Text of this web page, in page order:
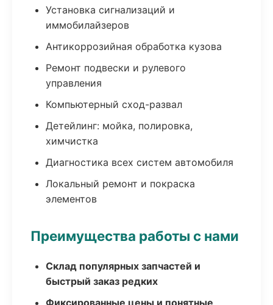
Установка сигнализаций и
иммобилайзеров
Антикоррозийная обработка кузова
Ремонт подвески и рулевого
управления
Компьютерный сход-развал
Детейлинг: мойка, полировка,
химчистка
Диагностика всех систем автомобиля
Локальный ремонт и покраска
элементов
Преимущества работы с нами
Склад популярных запчастей и
быстрый заказ редких
Фиксированные цены и понятные